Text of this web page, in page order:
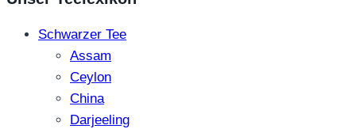
Schwarzer Tee
Assam
Ceylon
China
Darjeeling